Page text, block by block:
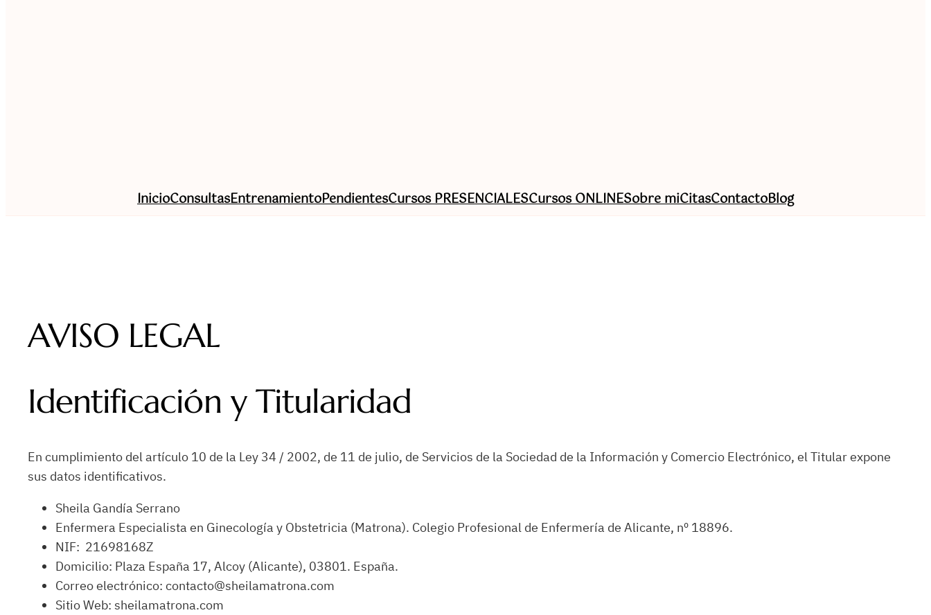
InicioConsultasEntrenamientoPendientesCursos PRESENCIALESCursos ONLINESobre miCitasContactoBlog
AVISO LEGAL
Identificación y Titularidad
En cumplimiento del artículo 10 de la Ley 34 / 2002, de 11 de julio, de Servicios de la Sociedad de la Información y Comercio Electrónico, el Titular expone
sus datos identificativos.
Sheila Gandía Serrano
Enfermera Especialista en Ginecología y Obstetricia (Matrona). Colegio Profesional de Enfermería de Alicante, nº 18896.
NIF: 21698168Z
Domicilio: Plaza España 17, Alcoy (Alicante), 03801. España.
Correo electrónico: contacto@sheilamatrona.com
Sitio Web: sheilamatrona.com